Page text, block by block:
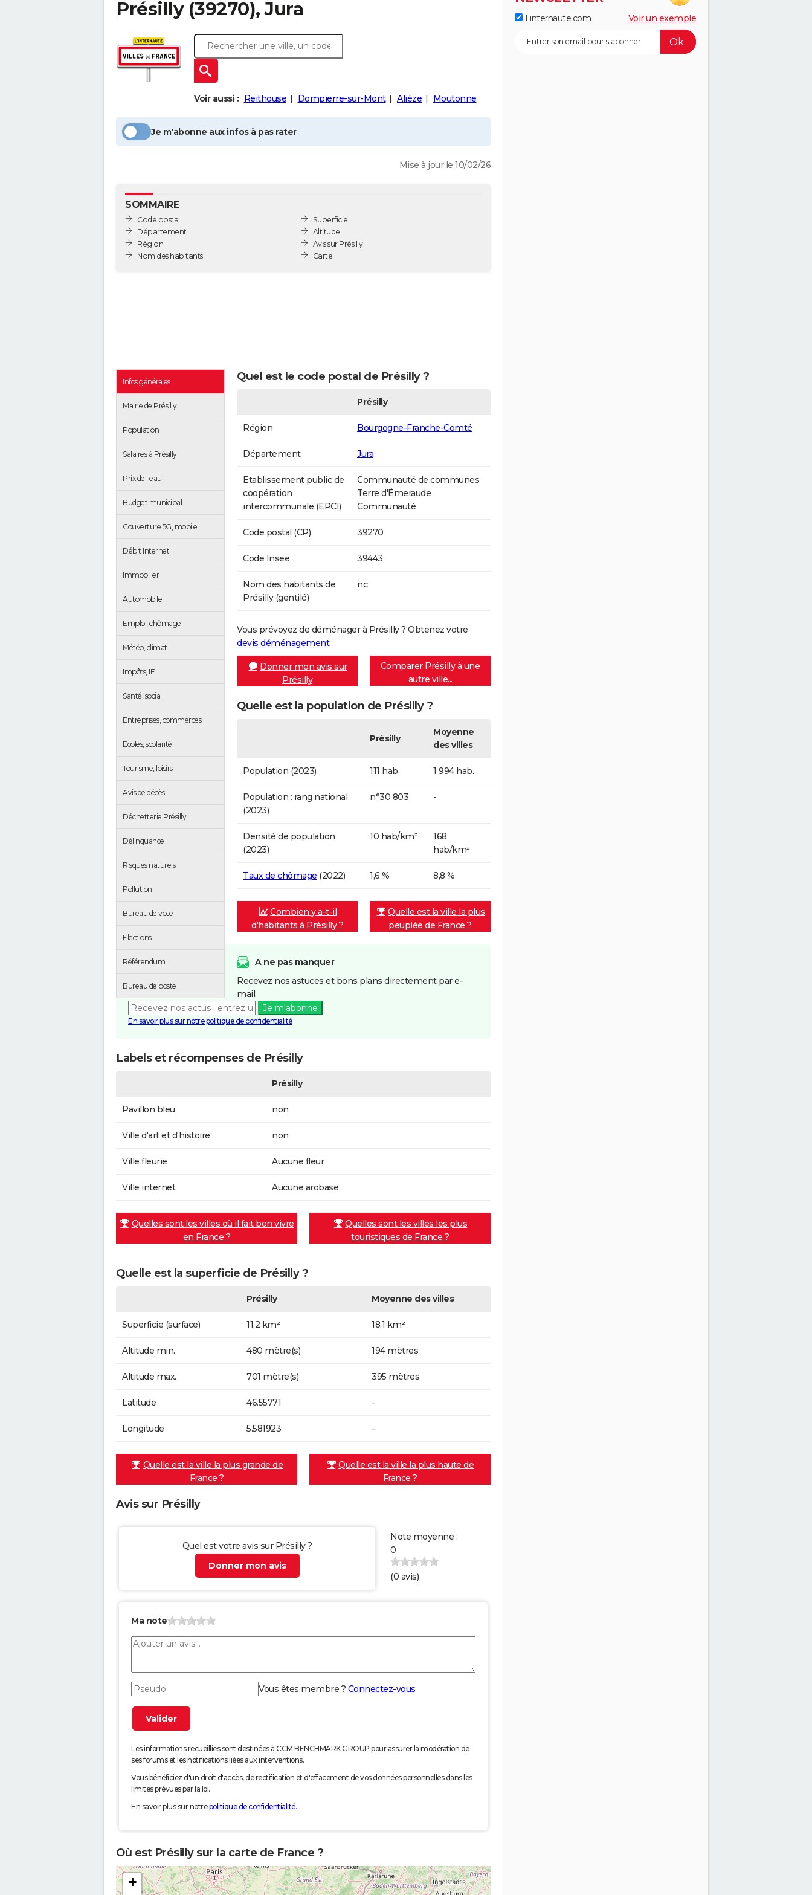
Présilly(39270), Jura
Voir aussi : Reithouse Dompierre-sur-Mont Alièze Moutonne
Je m'abonne aux infos à pas rater
Mise à jour le 10/02/26
SOMMAIRE
Code postal
Département
Région
Nom des habitants
Superficie
Altitude
Avis sur Présilly
Carte
Infos générales
Mairie de Présilly
Population
Salaires à Présilly
Prix de l'eau
Budget municipal
Couverture 5G, mobile
Débit Internet
Immobilier
Automobile
Emploi, chômage
Météo, climat
Impôts, IFI
Santé, social
Entreprises, commerces
Ecoles, scolarité
Tourisme, loisirs
Avis de décès
Déchetterie Présilly
Délinquance
Risques naturels
Pollution
Bureau de vote
Elections
Référendum
Bureau de poste
Quel est le code postal de Présilly ?
Présilly
Région Bourgogne-Franche-Comté
Département Jura
Etablissement public de
coopération
intercommunale (EPCI)
Communauté de communes
Terre d'Émeraude
Communauté
Code postal (CP) 39270
Code Insee 39443
Nom des habitants de
Présilly (gentilé)
nc
Vous prévoyez de déménager à Présilly ? Obtenez votre
devis déménagement.
Donner mon avis sur
Présilly
Comparer Présilly à une
autre ville...
Quelle est la population de Présilly ?
Présilly
Moyenne
des villes
Population (2023) 111 hab. 1 994 hab.
Population : rang national
(2023)
n°30 803 -
Densité de population
(2023)
10 hab/km²
168
hab/km²
Taux de chômage (2022) 1,6 % 8,8 %
Combien y a-t-il
d'habitants à Présilly ?
Quelle est la ville la plus
peuplée de France ?
A ne pas manquer
Recevez nos astuces et bons plans directement par e-
mail.
Je m'abonne
En savoir plus sur notre politique de confidentialité
Labels et récompenses de Présilly
Présilly
Pavillon bleu non
Ville d'art et d'histoire non
Ville fleurie Aucune fleur
Ville internet Aucune arobase
Quelles sont les villes où il fait bon vivre
en France ?
Quelles sont les villes les plus
touristiques de France ?
Quelle est la superficie de Présilly ?
Présilly Moyenne des villes
Superficie (surface) 11,2 km² 18,1 km²
Altitude min. 480 mètre(s) 194 mètres
Altitude max. 701 mètre(s) 395 mètres
Latitude 46.55771 -
Longitude 5.581923 -
Quelle est la ville la plus grande de
France ?
Quelle est la ville la plus haute de
France ?
Avis sur Présilly
Quel est votre avis sur Présilly ?
Donner mon avis
Note moyenne :
0
(0 avis)
Ma note
Vous êtes membre ? Connectez-vous
Les informations recueillies sont destinées à CCM BENCHMARK GROUP pour assurer la modération de
ses forums et les notifications liées aux interventions.
Vous bénéficiez d'un droit d'accès, de rectification et d'effacement de vos données personnelles dans les
limites prévues par la loi.
En savoir plus sur notrepolitique de confidentialité.
Où est Présilly sur la carte de France ?
+
Linternaute.com Voir un exemple